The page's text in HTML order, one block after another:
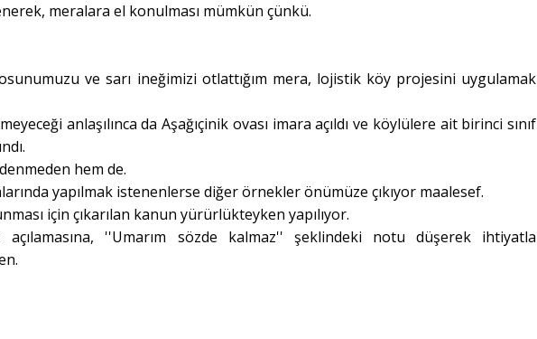
meralara el konulması mümkün çünkü.
ve sarı ineğimizi otlattığım mera, lojistik köy projesini uygulamak
anlaşılınca da Aşağıçinik ovası imara açıldı ve köylülere ait birinci sınıf
hem de.
yapılmak istenenlerse diğer örnekler önümüze çıkıyor maalesef.
için çıkarılan kanun yürürlükteyken yapılıyor.
''Umarım sözde kalmaz'' şeklindeki notu düşerek ihtiyatla